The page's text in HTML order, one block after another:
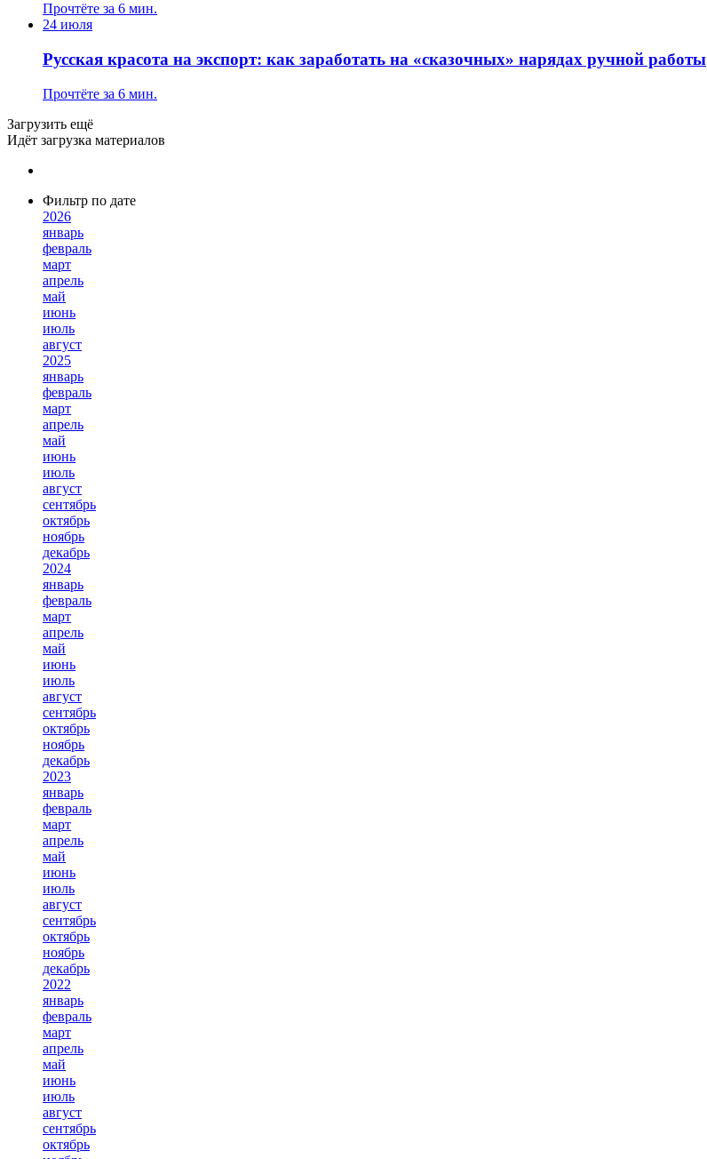
Прочтёте за 6 мин.
24 июля
Русская красота на экспорт: как заработать на «сказочных» нарядах ручной работы
Прочтёте за 6 мин.
Загрузить ещё
Идёт загрузка материалов
Фильтр по дате
2026
январь
февраль
март
апрель
май
июнь
июль
август
2025
январь
февраль
март
апрель
май
июнь
июль
август
сентябрь
октябрь
ноябрь
декабрь
2024
январь
февраль
март
апрель
май
июнь
июль
август
сентябрь
октябрь
ноябрь
декабрь
2023
январь
февраль
март
апрель
май
июнь
июль
август
сентябрь
октябрь
ноябрь
декабрь
2022
январь
февраль
март
апрель
май
июнь
июль
август
сентябрь
октябрь